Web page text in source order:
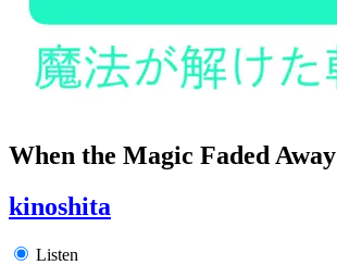
When the Magic Faded Away
kinoshita
Listen